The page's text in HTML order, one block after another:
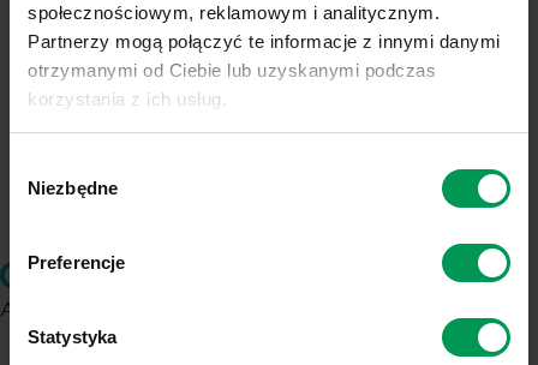
społecznościowym, reklamowym i analitycznym.
Partnerzy mogą połączyć te informacje z innymi danymi
otrzymanymi od Ciebie lub uzyskanymi podczas
korzystania z ich usług.
Link do informacji o plikach cookies:
zgody
Niezbędne
Preferencje
Statystyka
Stosowanie/Zwalczanie